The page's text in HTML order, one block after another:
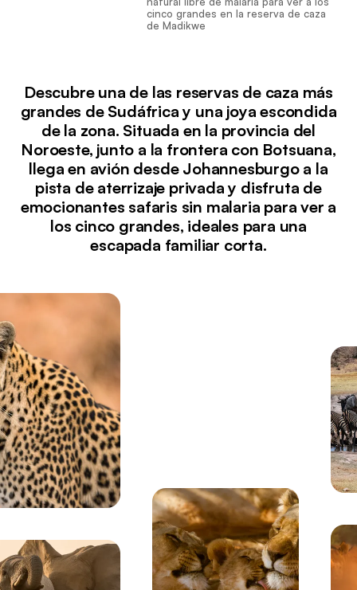
cinco grandes en la reserva de caza
de Madikwe
Descubre una de las reservas de caza más
grandes de Sudáfrica y una joya escondida
de la zona. Situada en la provincia del
Noroeste, junto a la frontera con Botsuana,
llega en avión desde Johannesburgo a la
pista de aterrizaje privada y disfruta de
emocionantes safaris sin malaria para ver a
los cinco grandes, ideales para una
escapada familiar corta.